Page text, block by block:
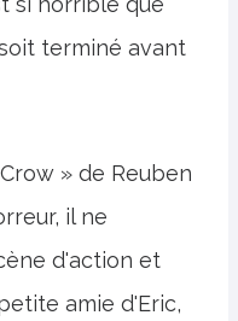
terminé avant
» de Reuben
il ne
d'action et
amie d'Eric,